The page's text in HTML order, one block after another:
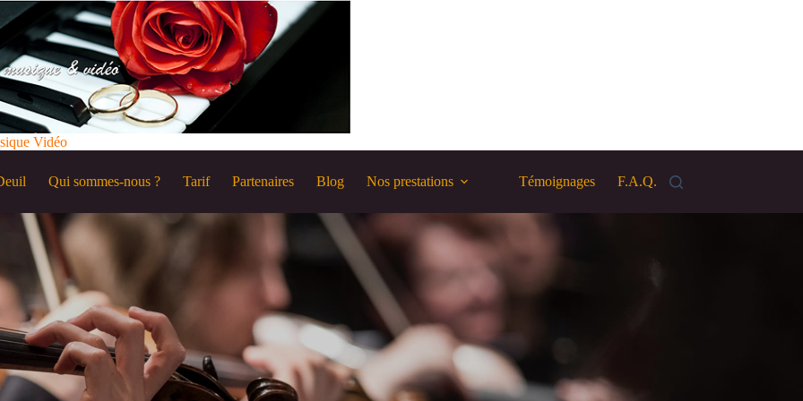
Vidéo
Qui sommes-nous ? Tarif Partenaires Blog Nos prestations Témoignages F.A.Q.